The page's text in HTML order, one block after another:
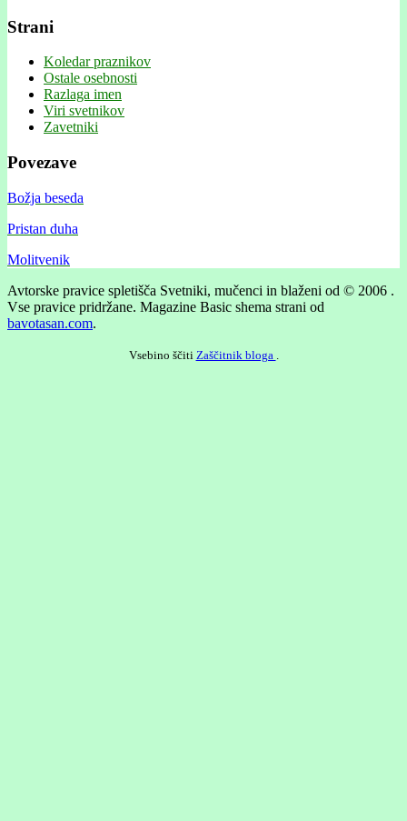
Strani
Koledar praznikov
Ostale osebnosti
Razlaga imen
Viri svetnikov
Zavetniki
Povezave
Božja beseda
Pristan duha
Molitvenik
Avtorske pravice spletišča Svetniki, mučenci in blaženi od © 2006 .
Vse pravice pridržane. Magazine Basic shema strani od
bavotasan.com.
Vsebino ščiti Zaščitnik bloga